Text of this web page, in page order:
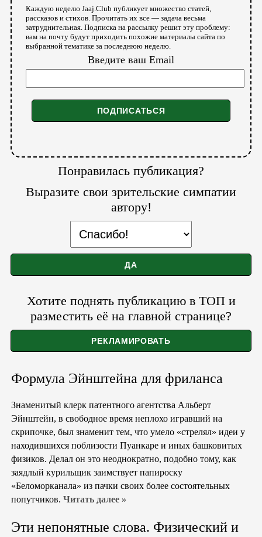
Каждую неделю Jaaj.Club публикует множество статей,
рассказов и стихов. Прочитать их все — задача весьма
затруднительная. Подписка на рассылку решит эту проблему:
вам на почту будут приходить похожие материалы сайта по
выбранной тематике за последнюю неделю.
Введите ваш Email
Понравилась публикация?
Выразите свои зрительские симпатии
автору!
Хотите поднять публикацию в ТОП и
разместить её на главной странице?
Формула Эйнштейна для фриланса
Знаменитый клерк патентного агентства Альберт
Эйнштейн, в свободное время неплохо игравший на
скрипочке, был знаменит тем, что умело «стрелял» идеи у
находившихся поблизости Пуанкаре и иных башковитых
физиков. Делал он это неоднократно, подобно тому, как
заядлый курильщик заимствует папироску
«Беломорканала» из пачки своих более состоятельных
попутчиков. Читать далее »
Эти непонятные слова. Физический и